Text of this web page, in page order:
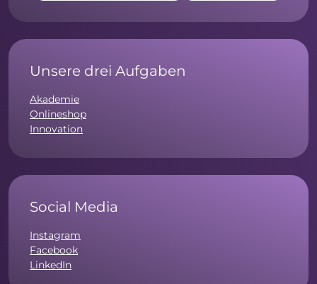
Unsere drei Aufgaben
Akademie
Onlineshop
Innovation
Social Media
Instagram
Facebook
LinkedIn